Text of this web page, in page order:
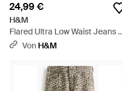
24,99 €
H&M
Flared Ultra Low Waist Jeans -
BlauVon H&M